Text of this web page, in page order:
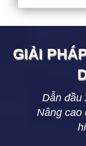
GIẢI
Dẫn đầu
Nâng cao